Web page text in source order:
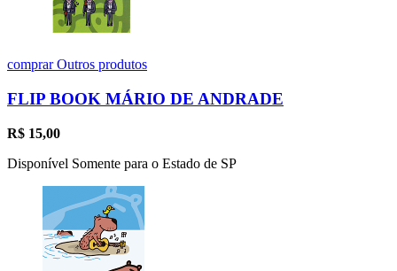
comprarOutros produtos
FLIP BOOK MÁRIO DE ANDRADE
R$ 15,00
Disponível Somente para o Estado de SP